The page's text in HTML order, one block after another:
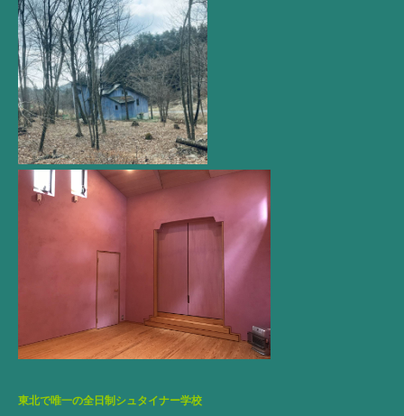
東北で唯一の全日制シュタイナー学校